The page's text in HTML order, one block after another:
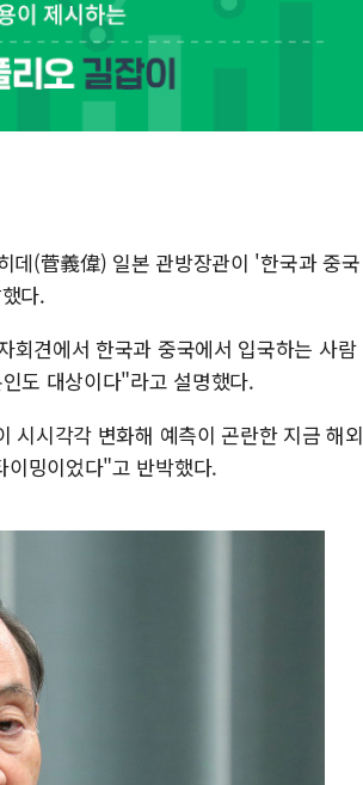
與 "세제개편안 8월
데(菅義偉) 일본 관방장관이 '한국과 중국
다.
회견에서 한국과 중국에서 입국하는 사람
도 대상이다"라고 설명했다.
시시각각 변화해 예측이 곤란한 지금 해외
밍이었다"고 반박했다.